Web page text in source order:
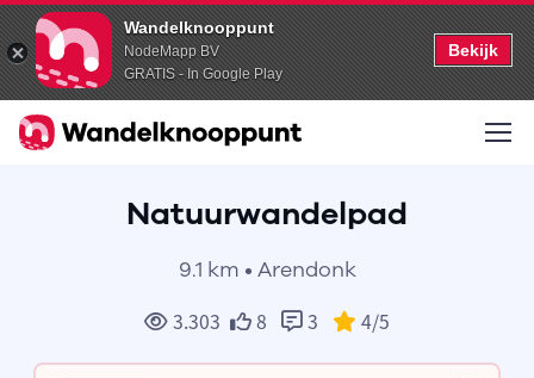
Wandelknooppunt
NodeMapp BV
GRATIS - In Google Play
Bekijk
Natuurwandelpad
9.1 km • Arendonk
3.303 8 3 4/5